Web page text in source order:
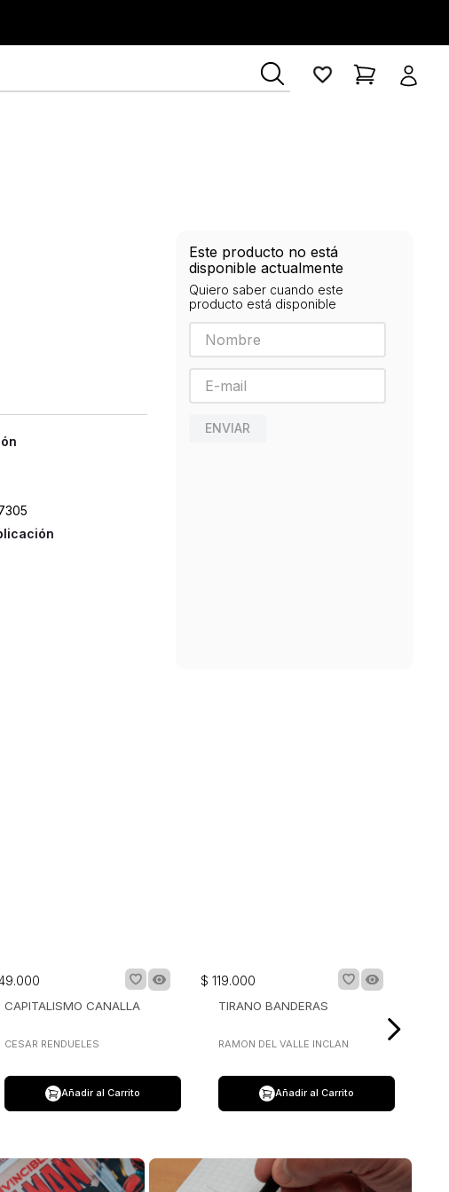
Este producto no está
disponible actualmente
Quiero saber cuando este
producto está disponible
ENVIAR
.000 000